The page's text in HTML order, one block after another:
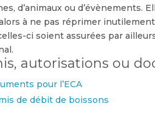
d’animaux ou d’évènements.
à ne pas réprimer
ci soient assurées par
autorisations ou
pour l’ECA
de débit de boissons